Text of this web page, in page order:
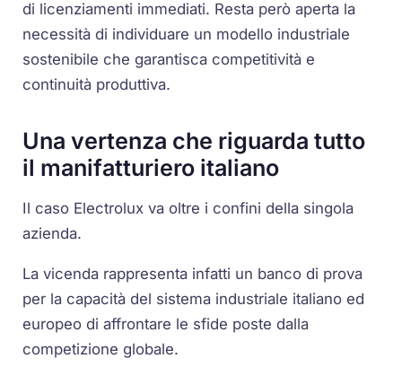
di licenziamenti immediati. Resta però aperta la
necessità di individuare un modello industriale
sostenibile che garantisca competitività e
continuità produttiva.
Una vertenza che riguarda tutto
il manifatturiero italiano
Il caso Electrolux va oltre i confini della singola
azienda.
La vicenda rappresenta infatti un banco di prova
per la capacità del sistema industriale italiano ed
europeo di affrontare le sfide poste dalla
competizione globale.